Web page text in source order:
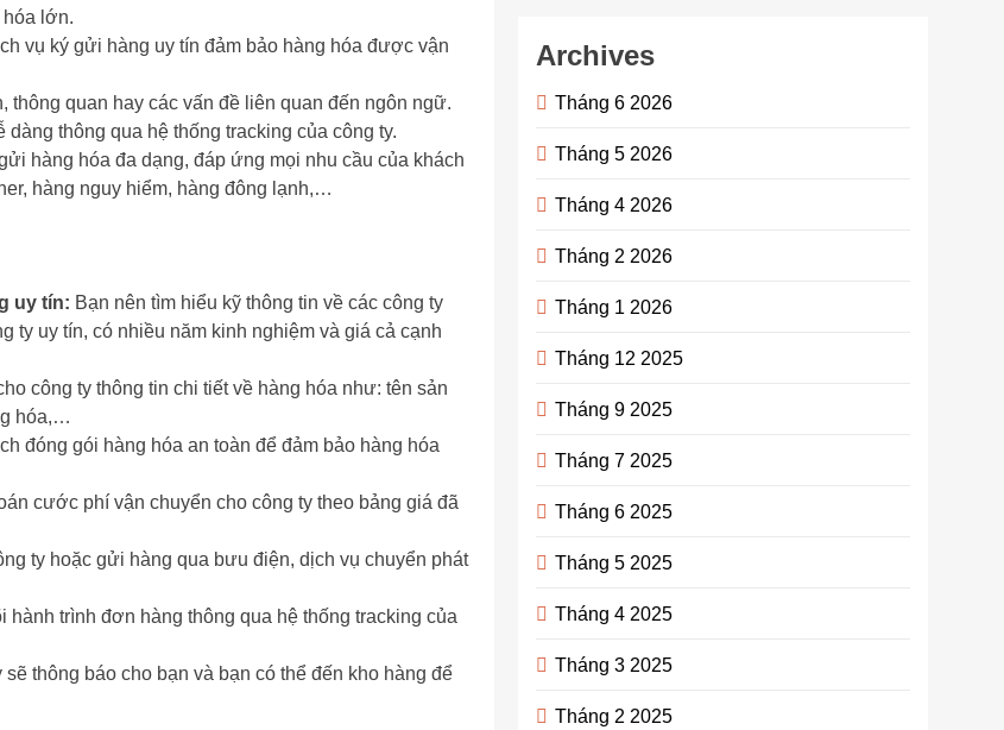
lớn.
vụ ký gửi hàng uy tín đảm bảo hàng hóa được vận
thông quan hay các vấn đề liên quan đến ngôn ngữ.
thông qua hệ thống tracking của công ty.
hàng hóa đa dạng, đáp ứng mọi nhu cầu của khách
hàng nguy hiểm, hàng đông lạnh,…
uy tín: Bạn nên tìm hiểu kỹ thông tin về các công ty
uy tín, có nhiều năm kinh nghiệm và giá cả cạnh
công ty thông tin chi tiết về hàng hóa như: tên sản
hóa,…
đóng gói hàng hóa an toàn để đảm bảo hàng hóa
cước phí vận chuyển cho công ty theo bảng giá đã
ty hoặc gửi hàng qua bưu điện, dịch vụ chuyển phát
hành trình đơn hàng thông qua hệ thống tracking của
thông báo cho bạn và bạn có thể đến kho hàng để
Archives
Tháng 6 2026
Tháng 5 2026
Tháng 4 2026
Tháng 2 2026
Tháng 1 2026
Tháng 12 2025
Tháng 9 2025
Tháng 7 2025
Tháng 6 2025
Tháng 5 2025
Tháng 4 2025
Tháng 3 2025
Tháng 2 2025